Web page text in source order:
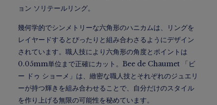
ョン ソリテールリング。
幾何学的でシンメトリーな六角形のハニカムは、リングを
レイヤードするとぴったりと組み合わさるようにデザイン
されています。職人技により六角形の角度とポイントは
0.05mm単位まで正確にカット。Bee de Chaumet 「ビ
ー ドゥ ショーメ」は、緻密な職人技とそれぞれのジュエリ
ーが持つ輝きを組み合わせることで、自分だけのスタイル
を作り上げる無限の可能性を秘めています。